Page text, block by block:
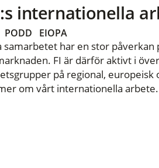
internationella
PODD EIOPA
har en stor påverkan
FI är därför aktivt i
på regional, europeisk
om vårt internationella arbete.